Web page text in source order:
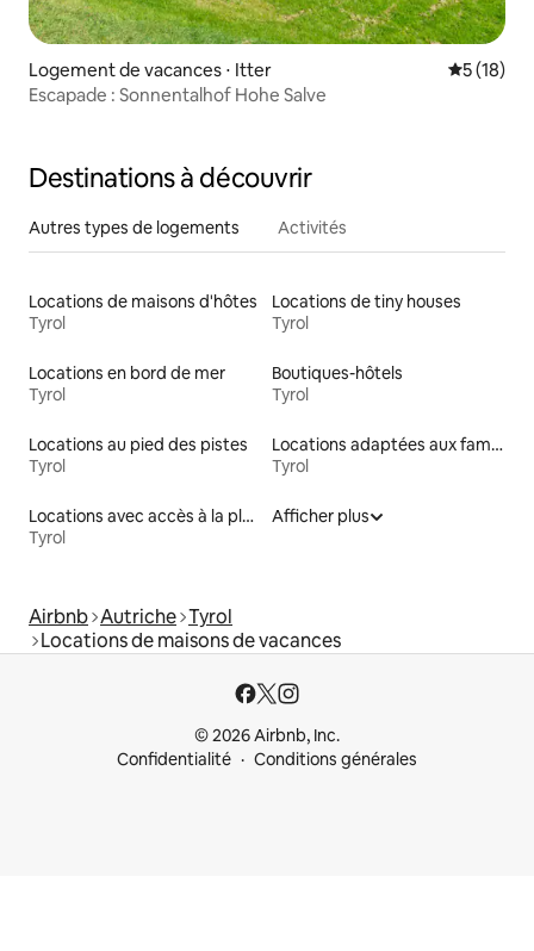
Logement de vacances ⋅ Itter
5 (18)
Escapade : Sonnentalhof Hohe Salve
Destinations à découvrir
Autres types de logements Activités
Locations de maisons d'hôtes
Tyrol
Locations de tiny houses
Tyrol
Locations en bord de mer
Tyrol
Boutiques-hôtels
Tyrol
Locations au pied des pistes
Tyrol
Locations adaptées aux familles
Tyrol
Locations avec accès à la plage
Tyrol
Afficher plus
Airbnb Autriche Tyrol
Locations de maisons de vacances
© 2026 Airbnb, Inc.
Confidentialité
Conditions générales